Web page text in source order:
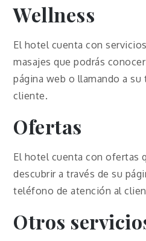
Wellness
El hotel cuenta con
masajes que podrás
página web o llamando a
cliente.
Ofertas
El hotel cuenta con ofertas
descubrir a través de su
teléfono de atención al
Otros